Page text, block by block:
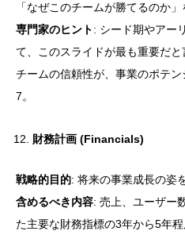
「なぜこのチームが勝てるのか
専門家のヒント: シード期やアー
て、このスライドが最も重要だと
チームの信頼性が、事業のポテ
7。
財務計画 (Financials)
戦略的目的: 将来の事業成長の姿
含めるべき内容: 売上、ユーザー
た主要な財務指標の3年から5年